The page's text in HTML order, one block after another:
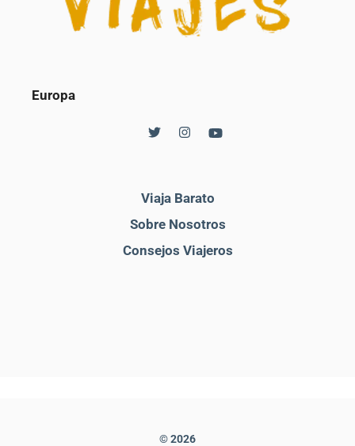
Europa
Viaja Barato
Sobre Nosotros
Consejos Viajeros
© 2026